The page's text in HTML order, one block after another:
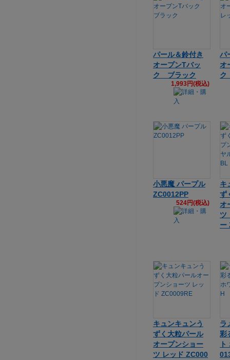
パール＆鈴付き
オープンTバッ
ク ブラック
1,993円(税込)
パ
オ
ク
小悪魔 パープル
ZC0012PP
524円(税込)
キ
ず
オ
ツ
ー
キュンキュンう
ずく大粒パール
オープンショー
ツ レッド ZC000
ラ
彩